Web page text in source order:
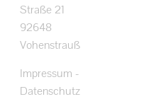
Straße 21
92648
Vohenstrauß
Impressum -
Datenschutz